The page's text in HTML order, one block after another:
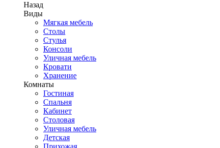
Назад
Виды
Мягкая мебель
Столы
Стулья
Консоли
Уличная мебель
Кровати
Хранение
Комнаты
Гостиная
Спальня
Кабинет
Столовая
Уличная мебель
Детская
Прихожая